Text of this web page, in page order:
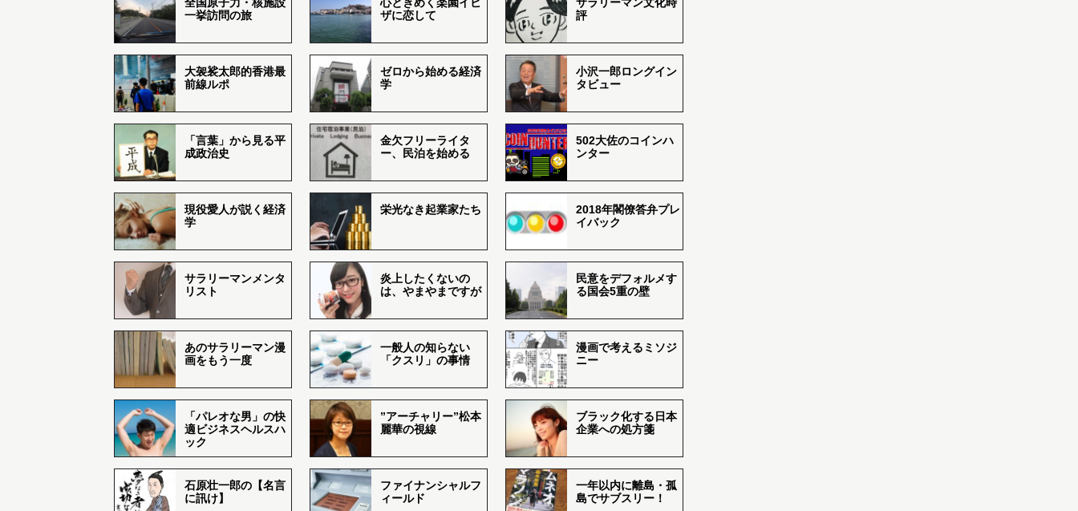
一挙訪問の旅
ザに恋して
評
大袈裟太郎的香港最
前線ルポ
ゼロから始める経済
学
小沢一郎ロングイン
タビュー
「言葉」から見る平
成政治史
金欠フリーライタ
ー、民泊を始める
502大佐のコインハ
ンター
現役愛人が説く経済
学
栄光なき起業家たち
2018年閣僚答弁プレ
イバック
サラリーマンメンタ
リスト
炎上したくないの
は、やまやまですが
民意をデフォルメす
る国会5重の壁
あのサラリーマン漫
画をもう一度
一般人の知らない
「クスリ」の事情
漫画で考えるミソジ
ニー
「パレオな男」の快
適ビジネスヘルスハ
ック
”アーチャリー”松本
麗華の視線
ブラック化する日本
企業への処方箋
石原壮一郎の【名言
に訊け】
ファイナンシャルフ
ィールド
一年以内に離島・孤
島でサブスリー！